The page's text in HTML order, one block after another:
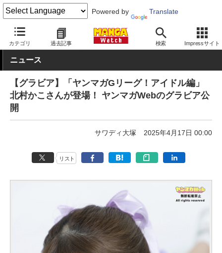
Powered by Translate
カテゴリ 過去記事 検索 Impressサイト
MANGA Watch 青年
ニュース
【グラビア】「ヤンマガGリーグ！アイドル編」
北村かこさんが登場！ ヤンマガWebのグラビア公
開
サワディ大塚 2025年4月17日 00:00
リスト